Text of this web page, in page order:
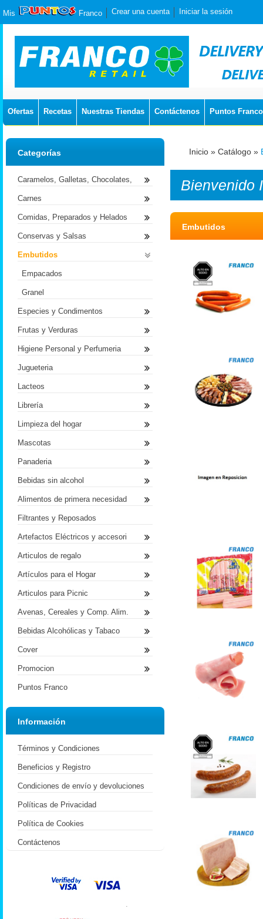
Mis Franco Crear una cuenta Iniciar la sesión
Ofertas Recetas Nuestras Tiendas Contáctenos Puntos Franco
Inicio » Catálogo »
Bienvenido
Embutidos
Categorías
Caramelos, Galletas, Chocolates,
Carnes
Comidas, Preparados y Helados
Conservas y Salsas
Embutidos
Empacados
Granel
Especies y Condimentos
Frutas y Verduras
Higiene Personal y Perfumeria
Jugueteria
Lacteos
Librería
Limpieza del hogar
Mascotas
Panaderia
Bebidas sin alcohol
Alimentos de primera necesidad
Filtrantes y Reposados
Artefactos Eléctricos y accesori
Articulos de regalo
Artículos para el Hogar
Articulos para Picnic
Avenas, Cereales y Comp. Alim.
Bebidas Alcohólicas y Tabaco
Cover
Promocion
Puntos Franco
Información
Términos y Condiciones
Beneficios y Registro
Condiciones de envío y devoluciones
Políticas de Privacidad
Política de Cookies
Contáctenos
.